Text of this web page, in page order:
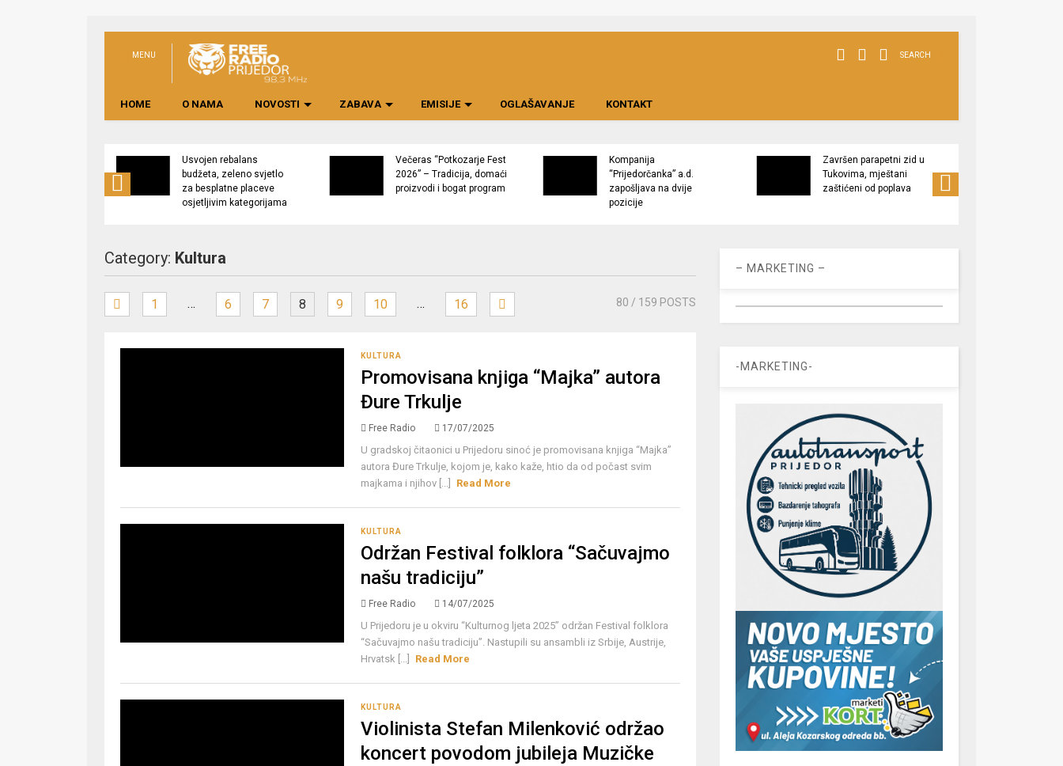
MENU SEARCH
HOME O NAMA NOVOSTI ZABAVA EMISIJE OGLAŠAVANJE KONTAKT
Usvojen rebalans
budžeta, zeleno svjetlo
za besplatne placeve
osjetljivim kategorijama
Večeras “Potkozarje Fest
2026” – Tradicija, domaći
proizvodi i bogat program
Kompanija
“Prijedorčanka” a.d.
zapošljava na dvije
pozicije
Završen parapetni zid u
Tukovima, mještani
zaštićeni od poplava
Category: Kultura
1 … 6 7 8 9 10 … 16 80 / 159 POSTS
KULTURA
Promovisana knjiga “Majka” autora
Đure Trkulje
Free Radio 17/07/2025
U gradskoj čitaonici u Prijedoru sinoć je promovisana knjiga “Majka”
autora Đure Trkulje, kojom je, kako kaže, htio da od počast svim
majkama i njihov [...]
Read More
KULTURA
Održan Festival folklora “Sačuvajmo
našu tradiciju”
Free Radio 14/07/2025
U Prijedoru je u okviru “Kulturnog ljeta 2025” održan Festival folklora
“Sačuvajmo našu tradiciju”. Nastupili su ansambli iz Srbije, Austrije,
Hrvatsk [...]
Read More
KULTURA
Violinista Stefan Milenković održao
koncert povodom jubileja Muzičke
– MARKETING –
-MARKETING-